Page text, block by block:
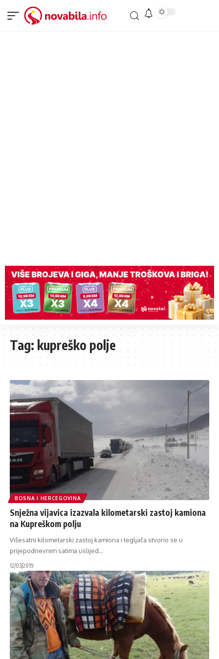
Tag: kupreško polje
BOSNA I HERCEGOVINA
Snježna vijavica izazvala kilometarski zastoj kamiona
na Kupreškom polju
Višesatni kilometarski zastoj kamiona i tegljača stvorio se u
prijepodnevnim satima uslijed…
12/03/2019